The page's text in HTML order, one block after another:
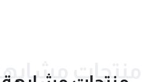
منتجات مشابهة